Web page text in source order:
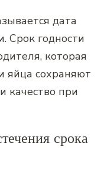
дата
Срок годности
которая
яйца сохраняют
качество при
срока